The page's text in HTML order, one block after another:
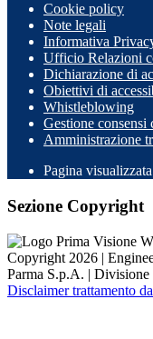
Cookie policy
Note legali
Informativa
Ufficio Relazioni
Dichiarazione di
Obiettivi di
Whistleblowing
Gestione consensi
Amministrazione
Pagina visualizzata
Sezione Copyright
Copyright 2026 |
Parma S.p.A. |
Disclaimer trattamento